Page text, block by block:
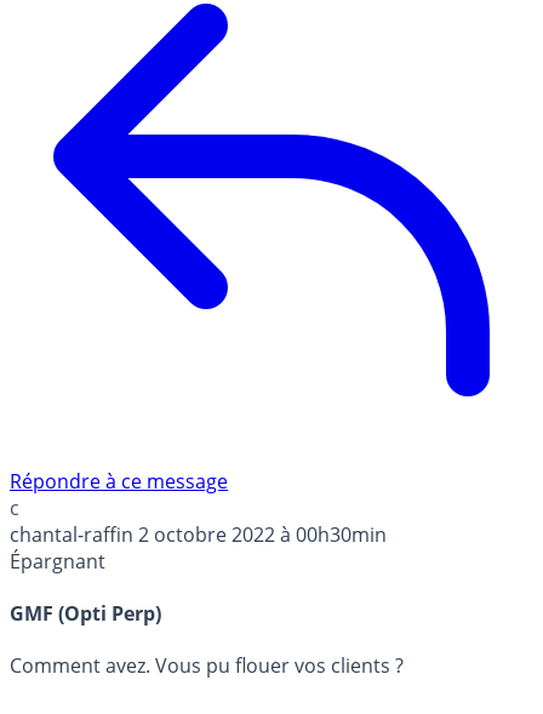
Répondre à ce message
c
chantal-raffin 2 octobre 2022 à 00h30min
Épargnant
GMF (Opti Perp)
Comment avez. Vous pu flouer vos clients ?